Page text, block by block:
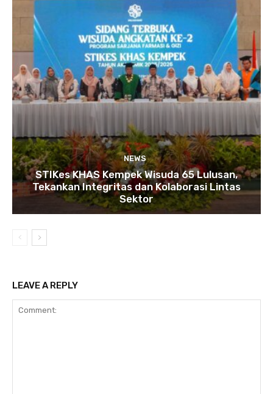
NEWS
STIKes KHAS Kempek Wisuda 65 Lulusan,
Tekankan Integritas dan Kolaborasi Lintas
Sektor
LEAVE A REPLY